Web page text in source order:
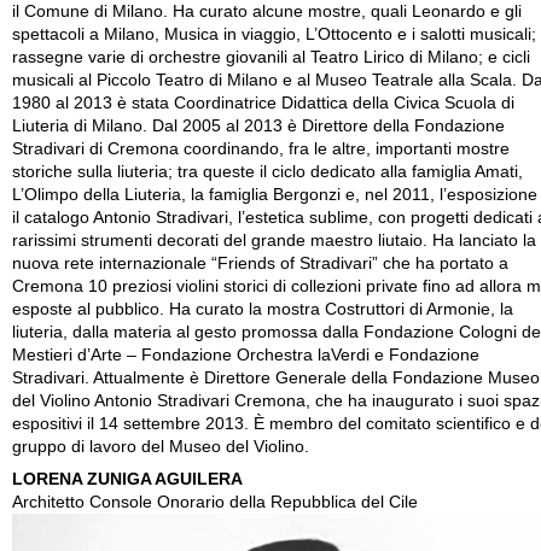
il Comune di Milano. Ha curato alcune mostre, quali Leonardo e gli
spettacoli a Milano, Musica in viaggio, L’Ottocento e i salotti musicali;
rassegne varie di orchestre giovanili al Teatro Lirico di Milano; e cicli
musicali al Piccolo Teatro di Milano e al Museo Teatrale alla Scala.
1980 al 2013 è stata Coordinatrice Didattica della Civica Scuola di
Liuteria di Milano. Dal 2005 al 2013 è Direttore della Fondazione
Stradivari di Cremona coordinando, fra le altre, importanti mostre
storiche sulla liuteria; tra queste il ciclo dedicato alla famiglia Amati,
L’Olimpo della Liuteria, la famiglia Bergonzi e, nel 2011, l’esposizione
il catalogo Antonio Stradivari, l’estetica sublime, con progetti dedicati
rarissimi strumenti decorati del grande maestro liutaio. Ha lanciato la
nuova rete internazionale “Friends of Stradivari” che ha portato a
Cremona 10 preziosi violini storici di collezioni private fino ad allora
esposte al pubblico. Ha curato la mostra Costruttori di Armonie, la
liuteria, dalla materia al gesto promossa dalla Fondazione Cologni
Mestieri d’Arte – Fondazione Orchestra laVerdi e Fondazione
Stradivari. Attualmente è Direttore Generale della Fondazione Museo
del Violino Antonio Stradivari Cremona, che ha inaugurato i suoi
espositivi il 14 settembre 2013. È membro del comitato scientifico e
gruppo di lavoro del Museo del Violino.
LORENA ZUNIGA AGUILERA
Architetto Console Onorario della Repubblica del Cile